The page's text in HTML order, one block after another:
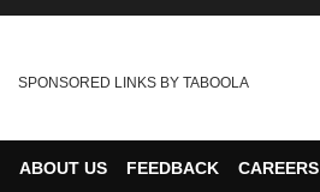
SPONSORED LINKS BY TABOOLA
ABOUT US FEEDBACK
CAREERS